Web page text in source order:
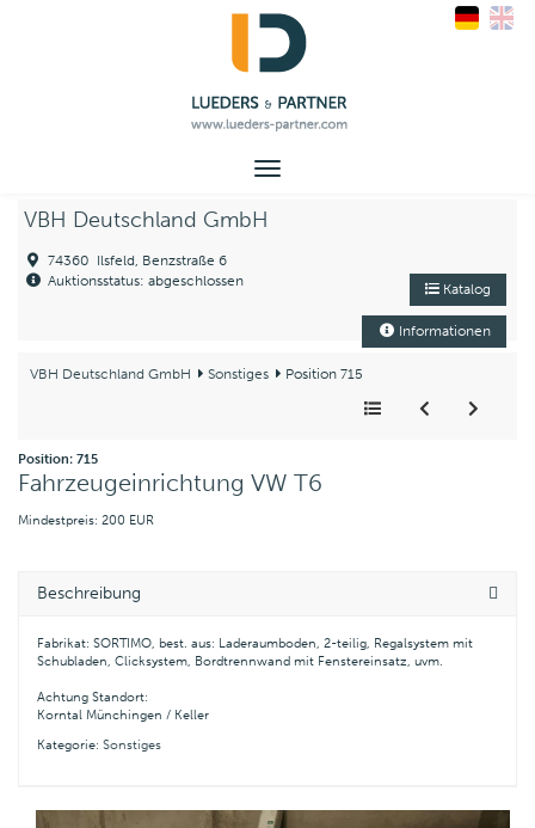
Toggle
VBH Deutschland GmbH
74360 Ilsfeld, Benzstraße 6
Auktionsstatus: abgeschlossen
Katalog
Informationen
VBH Deutschland GmbH Sonstiges Position 715
Position: 715
Fahrzeugeinrichtung VW T6
Mindestpreis: 200 EUR
Beschreibung
Fabrikat: SORTIMO, best. aus: Laderaumboden, 2-teilig, Regalsystem mit
Schubladen, Clicksystem, Bordtrennwand mit Fenstereinsatz, uvm.
Achtung Standort:
Korntal Münchingen / Keller
Kategorie: Sonstiges